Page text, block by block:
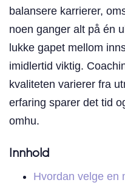
balansere karrierer,
noen ganger alt på én
lukke gapet mellom
imidlertid viktig.
kvaliteten varierer fra
erfaring sparer det tid
omhu.
Innhold
Hvordan velge en